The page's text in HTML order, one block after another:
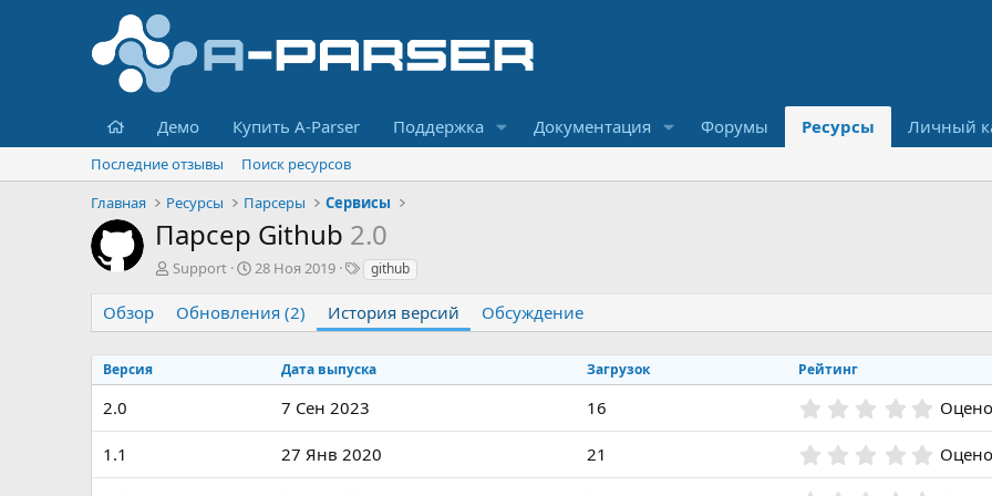
Главная
Демо Купить A-Parser Поддержка Документация Форумы Ресурсы Личный
Последние отзывы
Поиск ресурсов
Главная
Ресурсы Парсеры Сервисы
Парсер Github 2.0
А
т
о
Support
Д
т
а
з
а
28 Ноя 2019
Т
г
и
github
Обзор Обновления (2) История версий Обсуждение
Версия Дата выпуска Загрузок Рейтинг
2.0 7 Сен 2023 16 0
,
0
0
з
1.1 27 Янв 2020 21 0
,